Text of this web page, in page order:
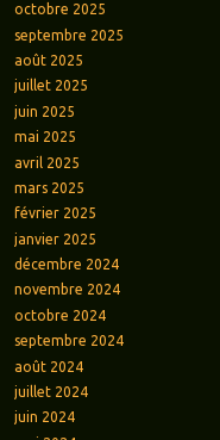
octobre 2025
septembre 2025
août 2025
juillet 2025
juin 2025
mai 2025
avril 2025
mars 2025
février 2025
janvier 2025
décembre 2024
novembre 2024
octobre 2024
septembre 2024
août 2024
juillet 2024
juin 2024